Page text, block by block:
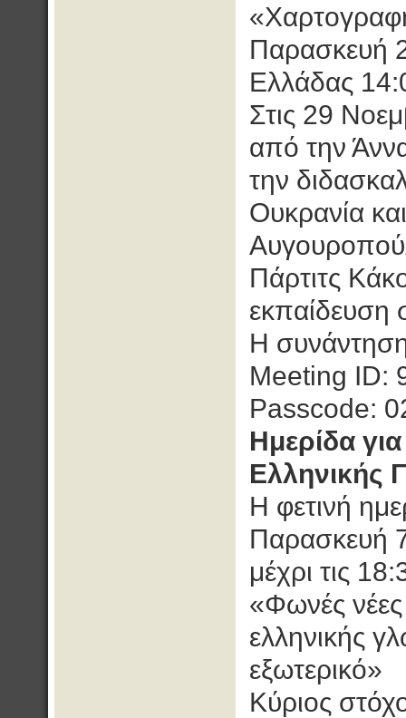
Παρασκευή
Ελλάδας
Στις 29
από την
την
Ουκρανία
Πάρτιτς
εκπαίδευση
Η
Meeting ID:
Passcode:
Ημερίδα
Ελληνικής
Η φετινή
Παρασκευή
μέχρι τις
«Φωνές νέες
ελληνικής
εξωτερικό»
Κύριος